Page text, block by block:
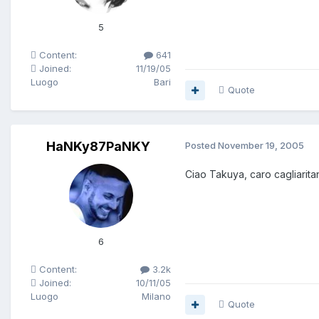
5
Content:
641
Joined:
11/19/05
Luogo
Bari
Quote
HaNKy87PaNKY
6
Content:
3.2k
Joined:
10/11/05
Luogo
Milano
Posted November 19, 2005
Ciao Takuya, caro
Quote